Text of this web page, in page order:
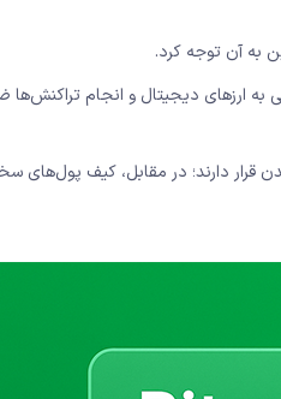
به آن توجه کرد.
ارزهای دیجیتال و انجام تراکنش‌ها
دارند؛ در مقابل، کیف پول‌های